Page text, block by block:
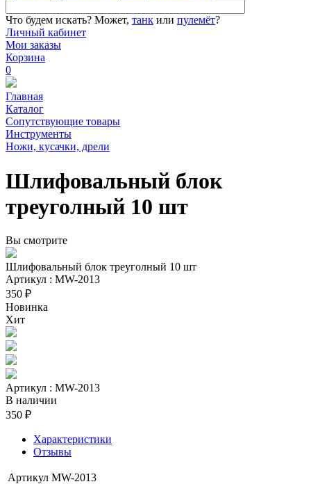
Что будем искать? Может, танк или пулемёт?
Личный кабинет
Мои заказы
Корзина
0
Главная
Каталог
Сопутствующие товары
Инструменты
Ножи, кусачки, дрели
Шлифовальный блок
треуголный 10 шт
Вы смотрите
Шлифовальный блок треуголный 10 шт
Артикул : MW-2013
350 ₽
Новинка
Хит
Артикул : MW-2013
В наличии
350 ₽
Характеристики
Отзывы
Артикул MW-2013